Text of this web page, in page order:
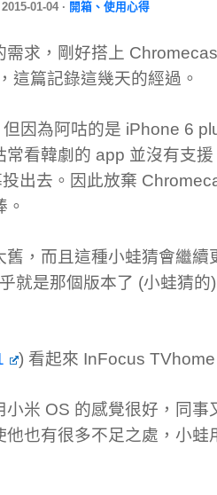
2015-01-04 · 開箱、使用心得
求，剛好搭上
這篇記錄這幾天的經過。
因為阿咕的是 iPhone 6
看韓劇的 app 並沒有支
出去。因此放棄
，而且這種小蛙猜會繼續
就是那個版本了 (小蛙猜的
) 看起來 InFocus TVhome
米 OS 的感覺很好，同事
也有很多不足之處，小蛙